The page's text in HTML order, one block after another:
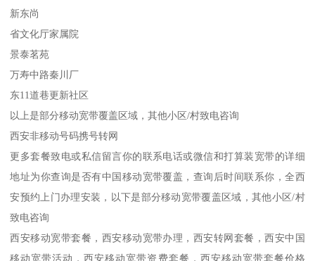
新东尚
省文化厅家属院
景泰茗苑
万寿中路秦川厂
东11道巷更新社区
以上是部分移动宽带覆盖区域，其他小区/村致电咨询
西安非移动号码携号转网
更多套餐致电或私信留言你的联系电话或微信和打算装宽带的详细
地址为你查询是否有中国移动宽带覆盖，查询后时间联系你，全西
安预约上门办理安装，以下是部分移动宽带覆盖区域，其他小区/村
致电咨询
西安移动宽带套餐，西安移动宽带办理，西安转网套餐，西安中国
移动宽带活动，西安移动宽带资费套餐，西安移动宽带套餐价格